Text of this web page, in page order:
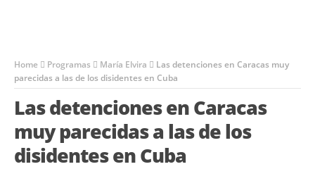
Home Programas María Elvira
Las detenciones en Caracas muy
parecidas a las de los disidentes en Cuba
Las detenciones en Caracas
muy parecidas a las de los
disidentes en Cuba